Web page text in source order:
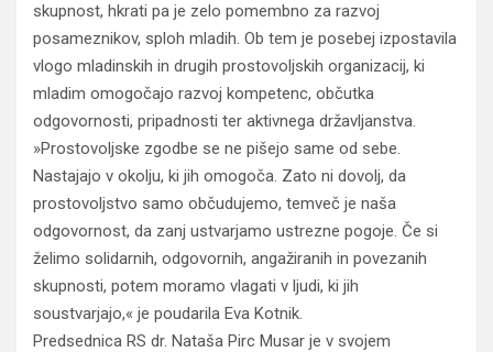
skupnost, hkrati pa je zelo pomembno za razvoj
posameznikov, sploh mladih. Ob tem je posebej izpostavila
vlogo mladinskih in drugih prostovoljskih organizacij, ki
mladim omogočajo razvoj kompetenc, občutka
odgovornosti, pripadnosti ter aktivnega državljanstva.
»Prostovoljske zgodbe se ne pišejo same od sebe.
Nastajajo v okolju, ki jih omogoča. Zato ni dovolj, da
prostovoljstvo samo občudujemo, temveč je naša
odgovornost, da zanj ustvarjamo ustrezne pogoje. Če si
želimo solidarnih, odgovornih, angažiranih in povezanih
skupnosti, potem moramo vlagati v ljudi, ki jih
soustvarjajo,« je poudarila Eva Kotnik.
Predsednica RS dr. Nataša Pirc Musar je v svojem